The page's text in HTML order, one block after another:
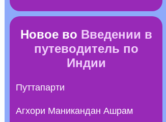
Новое во Введении в
путеводитель по
Индии
Путтапарти
Агхори Маникандан Ашрам